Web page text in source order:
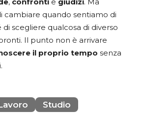
, confronti e giudizi. Ma
cambiare quando sentiamo di
di scegliere qualcosa di diverso
Il punto non è arrivare
il proprio tempo senza
Studio